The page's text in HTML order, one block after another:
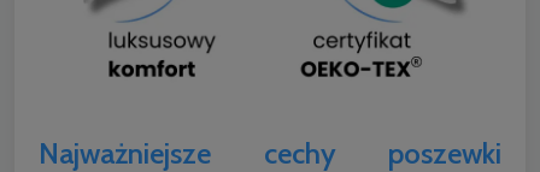
Najważniejsze cechy poszewki